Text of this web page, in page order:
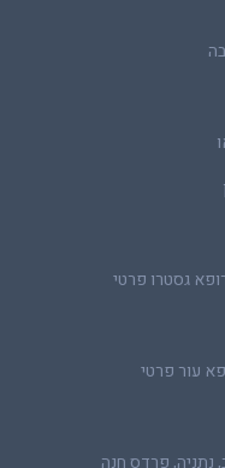
גסטרו פרטי
עור פרטי
נתניה, פרדס חנה